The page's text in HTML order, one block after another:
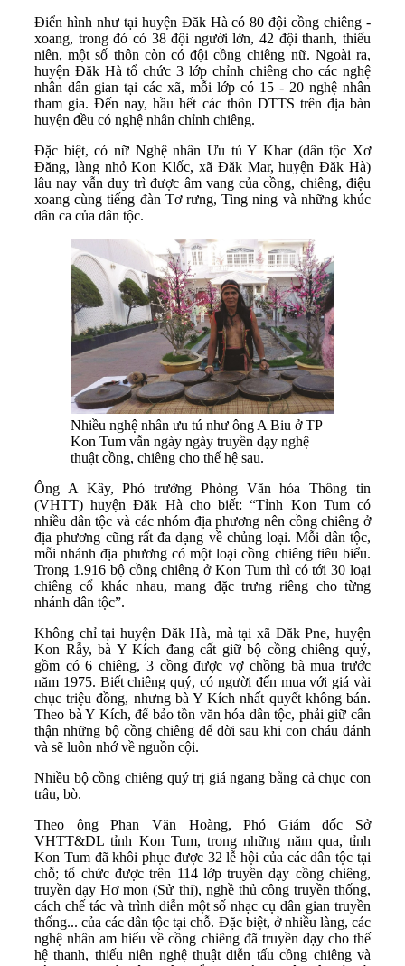
Điển hình như tại huyện Đăk Hà có 80 đội cồng chiêng -
xoang, trong đó có 38 đội người lớn, 42 đội thanh, thiếu
niên, một số thôn còn có đội cồng chiêng nữ. Ngoài ra,
huyện Đăk Hà tổ chức 3 lớp chỉnh chiêng cho các nghệ
nhân dân gian tại các xã, mỗi lớp có 15 - 20 nghệ nhân
tham gia. Đến nay, hầu hết các thôn DTTS trên địa bàn
huyện đều có nghệ nhân chỉnh chiêng.
Đặc biệt, có nữ Nghệ nhân Ưu tú Y Khar (dân tộc Xơ
Đăng, làng nhỏ Kon Klốc, xã Đăk Mar, huyện Đăk Hà)
lâu nay vẫn duy trì được âm vang của cồng, chiêng, điệu
xoang cùng tiếng đàn Tơ rưng, Ting ning và những khúc
dân ca của dân tộc.
Nhiều nghệ nhân ưu tú như ông A Biu ở TP
Kon Tum vẫn ngày ngày truyền dạy nghệ
thuật cồng, chiêng cho thế hệ sau.
Ông A Kây, Phó trưởng Phòng Văn hóa Thông tin
(VHTT) huyện Đăk Hà cho biết: “Tỉnh Kon Tum có
nhiều dân tộc và các nhóm địa phương nên cồng chiêng ở
địa phương cũng rất đa dạng về chủng loại. Mỗi dân tộc,
mỗi nhánh địa phương có một loại cồng chiêng tiêu biểu.
Trong 1.916 bộ cồng chiêng ở Kon Tum thì có tới 30 loại
chiêng cổ khác nhau, mang đặc trưng riêng cho từng
nhánh dân tộc”.
Không chỉ tại huyện Đăk Hà, mà tại xã Đăk Pne, huyện
Kon Rẫy, bà Y Kích đang cất giữ bộ cồng chiêng quý,
gồm có 6 chiêng, 3 cồng được vợ chồng bà mua trước
năm 1975. Biết chiêng quý, có người đến mua với giá vài
chục triệu đồng, nhưng bà Y Kích nhất quyết không bán.
Theo bà Y Kích, để bảo tồn văn hóa dân tộc, phải giữ cẩn
thận những bộ cồng chiêng để đời sau khi con cháu đánh
và sẽ luôn nhớ về nguồn cội.
Nhiều bộ cồng chiêng quý trị giá ngang bằng cả chục con
trâu, bò.
Theo ông Phan Văn Hoàng, Phó Giám đốc Sở
VHTT&DL tỉnh Kon Tum, trong những năm qua, tỉnh
Kon Tum đã khôi phục được 32 lễ hội của các dân tộc tại
chỗ; tổ chức được trên 114 lớp truyền dạy cồng chiêng,
truyền dạy Hơ mon (Sử thi), nghề thủ công truyền thống,
cách chế tác và trình diễn một số nhạc cụ dân gian truyền
thống... của các dân tộc tại chỗ. Đặc biệt, ở nhiều làng, các
nghệ nhân am hiểu về cồng chiêng đã truyền dạy cho thế
hệ thanh, thiếu niên nghệ thuật diễn tấu cồng chiêng và